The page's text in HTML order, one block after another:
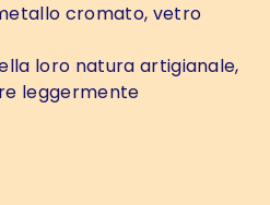
cromato, vetro
loro natura artigianale,
leggermente